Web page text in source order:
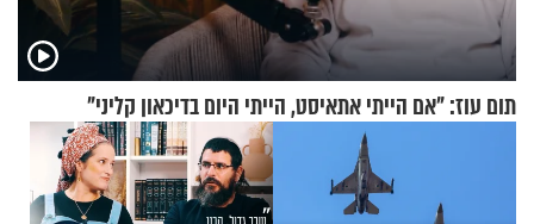
תום עוז: "אם הייתי אתאיסט, הייתי היום בדיכאון קליני"